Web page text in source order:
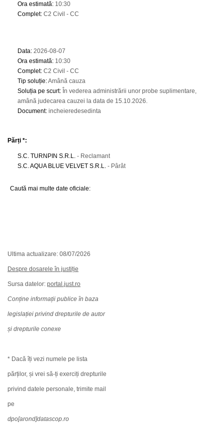
Ora estimată: 10:30
Complet: C2 Civil - CC
Data: 2026-08-07
Ora estimată: 10:30
Complet: C2 Civil - CC
Tip soluție:Amână cauza
Soluția pe scurt: În vederea administrării unor probe suplimentare,
amână judecarea cauzei la data de 15.10.2026.
Document: incheieredesedinta
Părți *:
S.C. TURNPIN S.R.L. - Reclamant
S.C. AQUA BLUE VELVET S.R.L. - Pârât
Caută mai multe date oficiale:
Ultima actualizare: 08/07/2026
Despre dosarele în justiție
Sursa datelor: portal.just.ro
Conține informații publice în baza
legislației privind drepturile de autor
și drepturile conexe
* Dacă îți vezi numele pe lista
părților, și vrei să-ți exerciți drepturile
privind datele personale, trimite mail
pe
dpo[arond]datascop.ro